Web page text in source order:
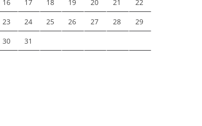
16 17 18 19 20 21 22
23 24 25 26 27 28 29
30 31